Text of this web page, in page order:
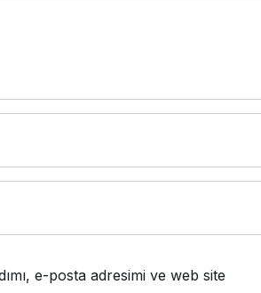
e-posta adresimi ve web site